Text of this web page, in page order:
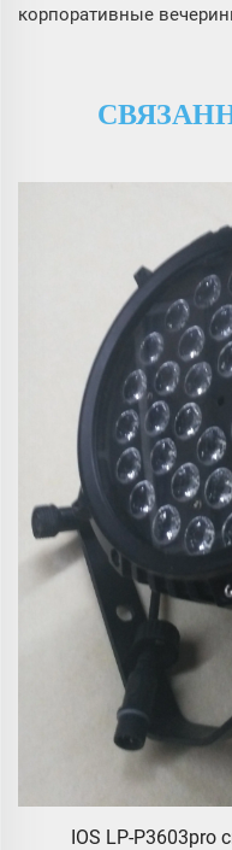
корпоративные
IOS LP-P3603pro